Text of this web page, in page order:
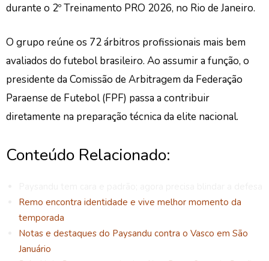
durante o 2º Treinamento PRO 2026, no Rio de Janeiro.
O grupo reúne os 72 árbitros profissionais mais bem
avaliados do futebol brasileiro. Ao assumir a função, o
presidente da Comissão de Arbitragem da Federação
Paraense de Futebol (FPF) passa a contribuir
diretamente na preparação técnica da elite nacional.
Conteúdo Relacionado:
Remo encontra identidade e vive melhor momento da
temporada
Notas e destaques do Paysandu contra o Vasco em São
Januário